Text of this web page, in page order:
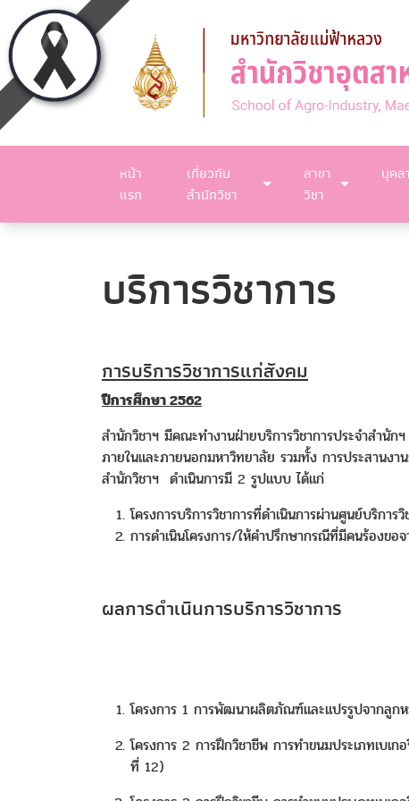
หน้า
แรก
เกี่ยวกับ
สำนักวิชา
สาขา
วิชา
บุคล
บริการวิชาการ
การบริการวิชาการแก่สังคม
ปีการศึกษา 2562
สำนักวิชาฯ มีคณะทำงานฝ่ายบริการวิชาการประจำสำนั
ภายในและภายนอกมหาวิทยาลัย รวมทั้ง การประสานง
สำนักวิชาฯ ดำเนินการมี 2 รูปแบบ ได้แก่
โครงการบริการวิชาการที่ดำเนินการผ่านศูนย์บริกา
การดำเนินโครงการ/ให้คำปรึกษากรณีที่มีคนร้องขอ
ผลการดำเนินการบริการวิชาการ
โครงการ 1 การพัฒนาผลิตภัณฑ์และแปรรูปจากลูก
โครงการ 2 การฝึกวิชาชีพ การทำขนมประเภทเบเ
ที่ 12)